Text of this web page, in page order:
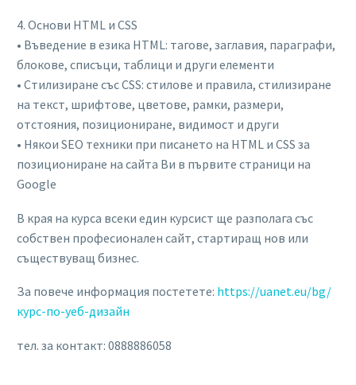
4. Основи HTML и CSS
• Въведение в езика HTML: тагове, заглавия, параграфи,
блокове, списъци, таблици и други елементи
• Стилизиране със CSS: стилове и правила, стилизиране
на текст, шрифтове, цветове, рамки, размери,
отстояния, позициониране, видимост и други
• Някои SEO техники при писането на HTML и CSS за
позициониране на сайта Ви в първите страници на
Google
В края на курса всеки един курсист ще разполага със
собствен професионален сайт, стартиращ нов или
съществуващ бизнес.
За повече информация постетете: https://uanet.eu/bg/
курс-по-уеб-дизайн
тел. за контакт: 0888886058